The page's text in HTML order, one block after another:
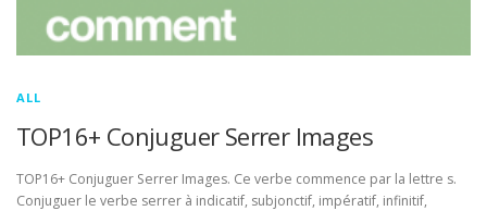
ALL
TOP16+ Conjuguer Serrer Images
TOP16+ Conjuguer Serrer Images. Ce verbe commence par la lettre s.
Conjuguer le verbe serrer à indicatif, subjonctif, impératif, infinitif,